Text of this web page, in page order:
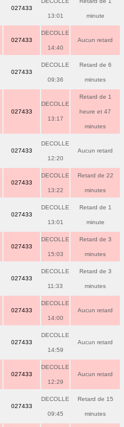
027433
13:01 minute
027433
DECOLLE
14:40
Aucun retard
027433
DECOLLE
09:36
Retard de 6
minutes
027433
DECOLLE
13:17
Retard de 1
heure et 47
minutes
027433
DECOLLE
12:20
Aucun retard
027433
DECOLLE
13:22
Retard de 22
minutes
027433
DECOLLE
13:01
Retard de 1
minute
027433
DECOLLE
15:03
Retard de 3
minutes
027433
DECOLLE
11:33
Retard de 3
minutes
027433
DECOLLE
14:00
Aucun retard
027433
DECOLLE
14:59
Aucun retard
027433
DECOLLE
12:29
Aucun retard
027433
DECOLLE
09:45
Retard de 15
minutes